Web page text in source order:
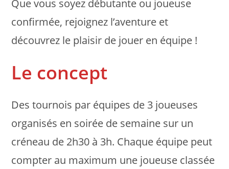
Que vous soyez débutante ou joueuse
confirmée, rejoignez l’aventure et
découvrez le plaisir de jouer en équipe !
Le concept
Des tournois par équipes de 3 joueuses
organisés en soirée de semaine sur un
créneau de 2h30 à 3h. Chaque équipe peut
compter au maximum une joueuse classée